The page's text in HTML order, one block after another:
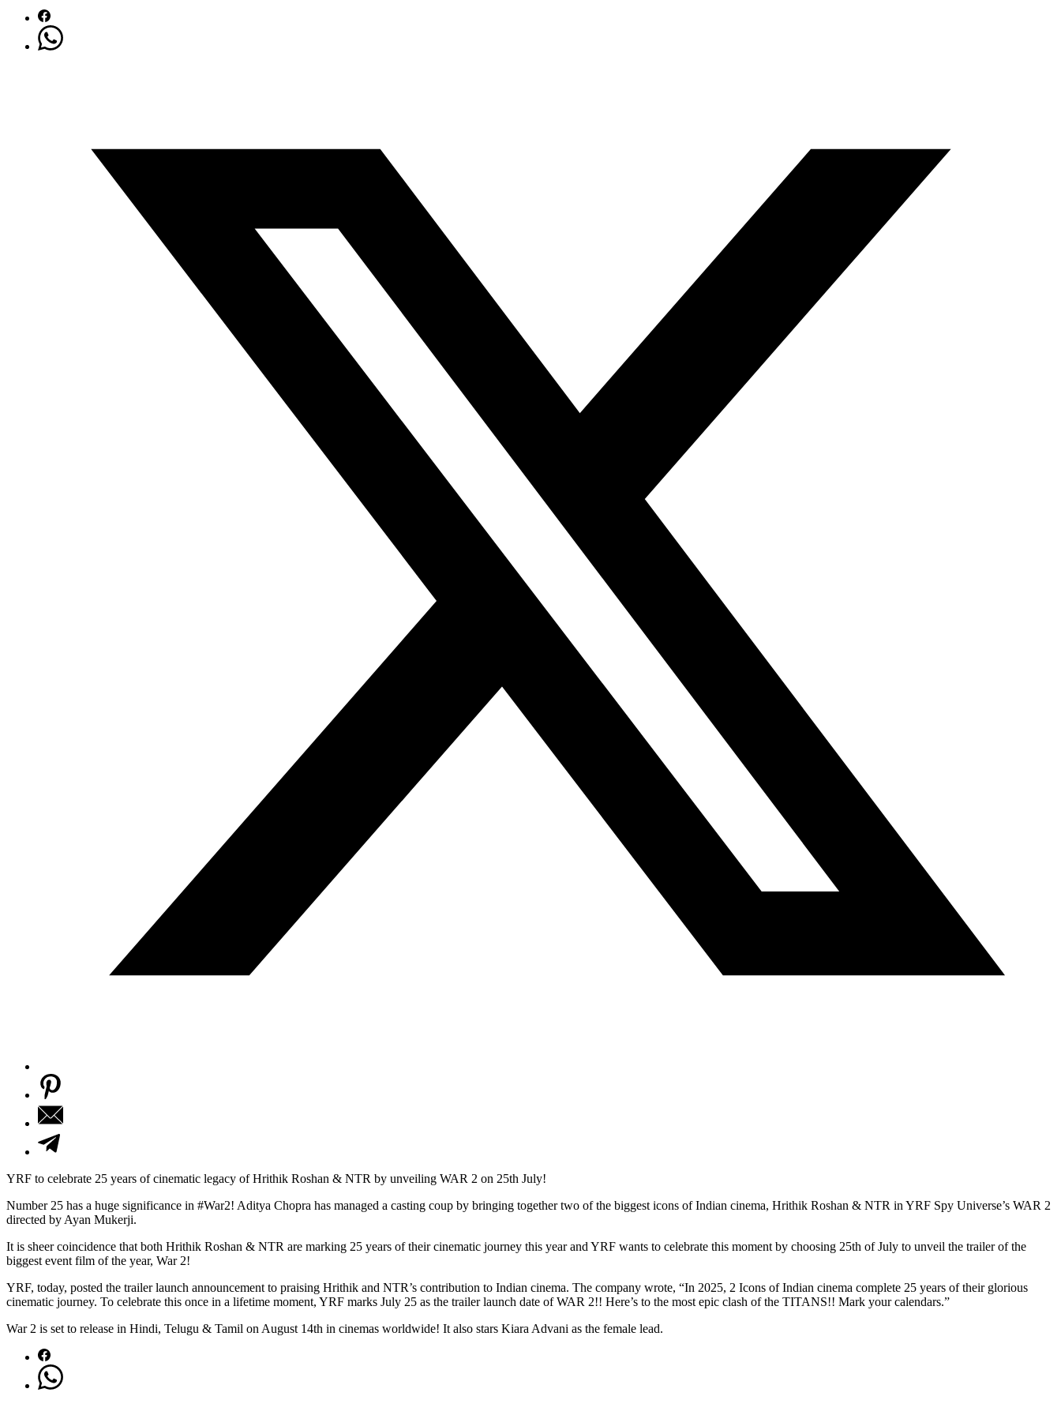
YRF to celebrate 25 years of cinematic legacy of Hrithik Roshan & NTR by unveiling WAR 2 on 25th July!
Number 25 has a huge significance in #War2! Aditya Chopra has managed a casting coup by bringing together two of the biggest icons of Indian cinema, Hrithik Roshan & NTR in YRF Spy Universe’s WAR 2
directed by Ayan Mukerji.
It is sheer coincidence that both Hrithik Roshan & NTR are marking 25 years of their cinematic journey this year and YRF wants to celebrate this moment by choosing 25th of July to unveil the trailer of the
biggest event film of the year, War 2!
YRF, today, posted the trailer launch announcement to praising Hrithik and NTR’s contribution to Indian cinema. The company wrote, “In 2025, 2 Icons of Indian cinema complete 25 years of their glorious
cinematic journey. To celebrate this once in a lifetime moment, YRF marks July 25 as the trailer launch date of WAR 2!! Here’s to the most epic clash of the TITANS!! Mark your calendars.”
War 2 is set to release in Hindi, Telugu & Tamil on August 14th in cinemas worldwide! It also stars Kiara Advani as the female lead.